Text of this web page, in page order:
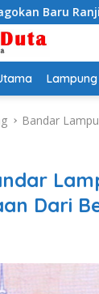
Tiga Besar
Lampung
Bandar
Dari